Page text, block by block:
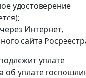
удостоверение
Интернет,
сайта
уплате
об уплате